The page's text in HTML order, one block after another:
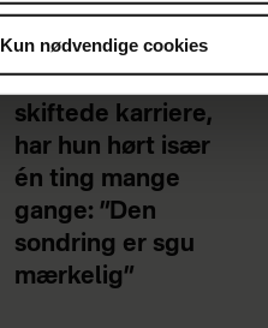
Kun nødvendige cookies
Efter Mette Kirstine
skiftede karriere,
har hun hørt især
én ting mange
gange: ”Den
sondring er sgu
mærkelig”